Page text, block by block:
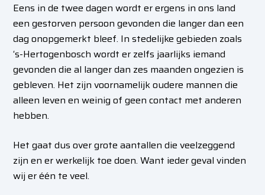
Eens in de twee dagen wordt er ergens in ons land
een gestorven persoon gevonden die langer dan een
dag onopgemerkt bleef. In stedelijke gebieden zoals
‘s-Hertogenbosch wordt er zelfs jaarlijks iemand
gevonden die al langer dan zes maanden ongezien is
gebleven. Het zijn voornamelijk oudere mannen die
alleen leven en weinig of geen contact met anderen
hebben.
Het gaat dus over grote aantallen die veelzeggend
zijn en er werkelijk toe doen. Want ieder geval vinden
wij er één te veel.